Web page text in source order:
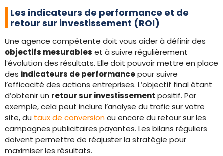
Les indicateurs de performance et de
retour sur investissement (ROI)
Une agence compétente doit vous aider à définir des
objectifs mesurables et à suivre régulièrement
l’évolution des résultats. Elle doit pouvoir mettre en place
des indicateurs de performancepour suivre
l’efficacité des actions entreprises. L’objectif final étant
d’obtenir un retour sur investissement positif. Par
exemple, cela peut inclure l’analyse du trafic sur votre
site, du taux de conversionou encore du retour sur les
campagnes publicitaires payantes. Les bilans réguliers
doivent permettre de réajuster la stratégie pour
maximiser les résultats.